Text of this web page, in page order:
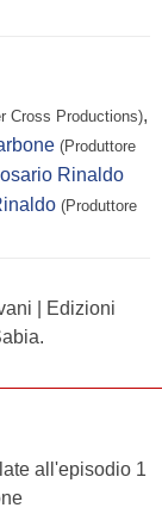
Cross Productions),
(Produttore
Rinaldo
(Produttore
| Edizioni
all'episodio 1